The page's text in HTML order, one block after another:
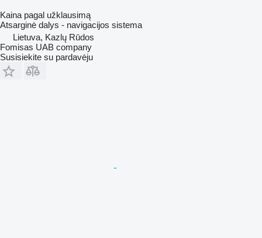
Kaina pagal užklausimą
Atsarginė dalys - navigacijos sistema
Lietuva, Kazlų Rūdos
Fomisas UAB company
Susisiekite su pardavėju